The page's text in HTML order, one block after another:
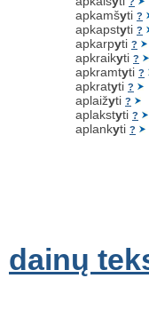
apkamšyti ?
apkapstyti ?
apkarpyti ?
apkraikyti ?
apkramtyti ?
apkratyti ?
aplaižyti ?
aplakstyti ?
aplankyti ?
dainų